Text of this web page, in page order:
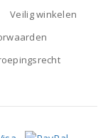
Veilig winkelen